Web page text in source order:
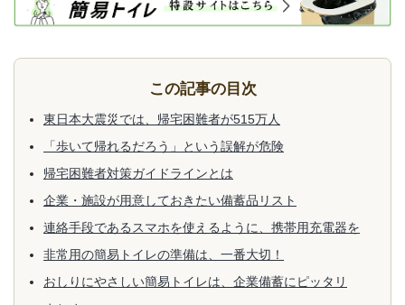
この記事の目次
東日本大震災では、帰宅困難者が515万人
「歩いて帰れるだろう」という誤解が危険
帰宅困難者対策ガイドラインとは
企業・施設が用意しておきたい備蓄品リスト
連絡手段であるスマホを使えるように、携帯用充電器を
非常用の簡易トイレの準備は、一番大切！
おしりにやさしい簡易トイレは、企業備蓄にピッタリ